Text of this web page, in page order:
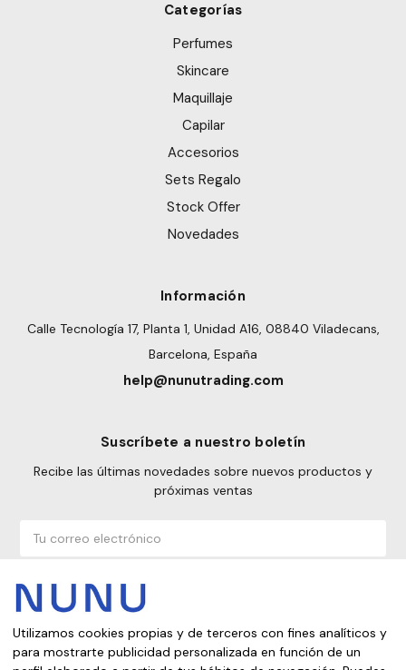
Categorías
Perfumes
Skincare
Maquillaje
Capilar
Accesorios
Sets Regalo
Stock Offer
Novedades
Información
Calle Tecnología 17, Planta 1, Unidad A16, 08840 Viladecans,
Barcelona, España
help@nunutrading.com
Suscríbete a nuestro boletín
Recibe las últimas novedades sobre nuevos productos y
próximas ventas
electrónico
¿Desde qué país estás comprando?
Utilizamos cookies propias y de terceros con fines analíticos y
para mostrarte publicidad personalizada en función de un